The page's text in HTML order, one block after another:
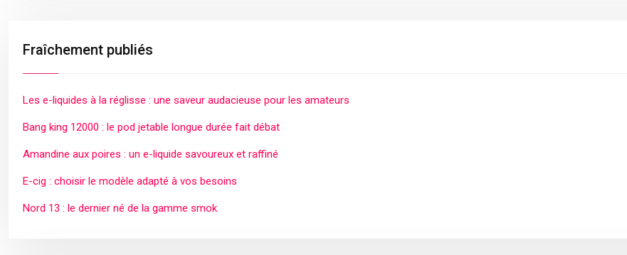
Fraîchement publiés
Les e-liquides à la réglisse : une saveur audacieuse pour les amateurs
Bang king 12000 : le pod jetable longue durée fait débat
Amandine aux poires : un e-liquide savoureux et raffiné
E-cig : choisir le modèle adapté à vos besoins
Nord 13 : le dernier né de la gamme smok